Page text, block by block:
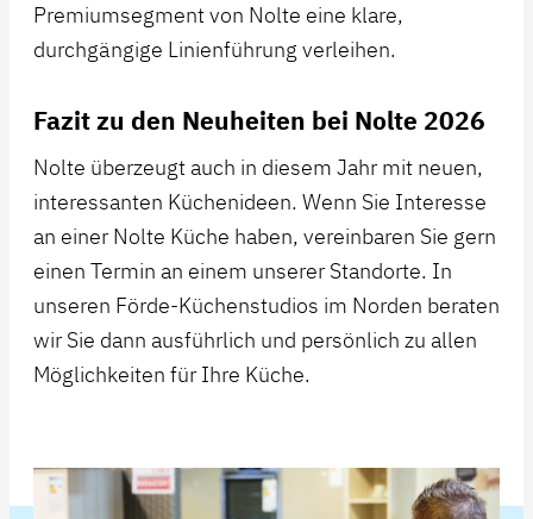
Premiumsegment von Nolte eine klare,
durchgängige Linienführung verleihen.
Fazit zu den Neuheiten bei Nolte 2026
Nolte überzeugt auch in diesem Jahr mit neuen,
interessanten Küchenideen. Wenn Sie Interesse
an einer Nolte Küche haben, vereinbaren Sie gern
einen Termin an einem unserer Standorte. In
unseren Förde-Küchenstudios im Norden beraten
wir Sie dann ausführlich und persönlich zu allen
Möglichkeiten für Ihre Küche.